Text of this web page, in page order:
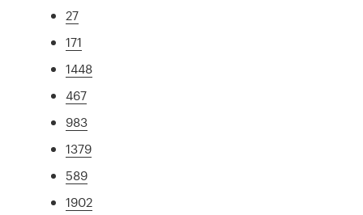
27
171
1448
467
983
1379
589
1902